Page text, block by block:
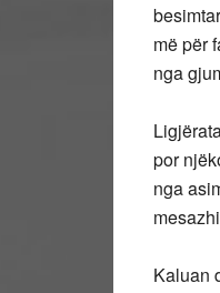
më për
nga
por
nga
Kaluan